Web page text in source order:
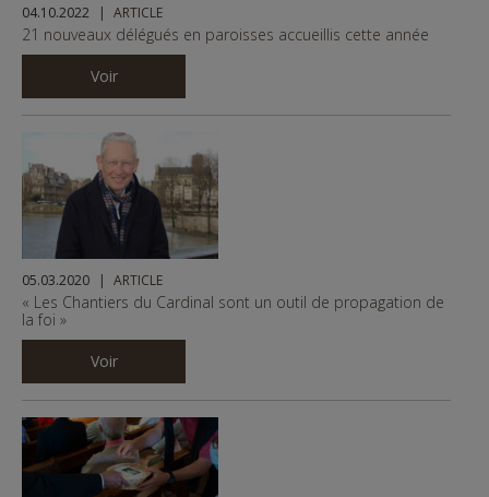
04.10.2022 ARTICLE
21 nouveaux délégués en paroisses accueillis cette année
Voir
05.03.2020 ARTICLE
« Les Chantiers du Cardinal sont un outil de propagation de
la foi »
Voir